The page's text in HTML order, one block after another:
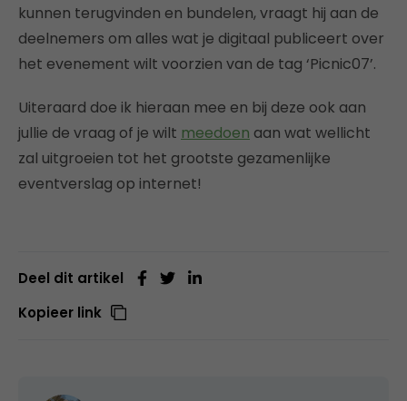
kunnen terugvinden en bundelen, vraagt hij aan de
deelnemers om alles wat je digitaal publiceert over
het evenement wilt voorzien van de tag ‘Picnic07’.
Uiteraard doe ik hieraan mee en bij deze ook aan
jullie de vraag of je wilt meedoen aan wat wellicht
zal uitgroeien tot het grootste gezamenlijke
eventverslag op internet!
Deel dit artikel
Kopieer link